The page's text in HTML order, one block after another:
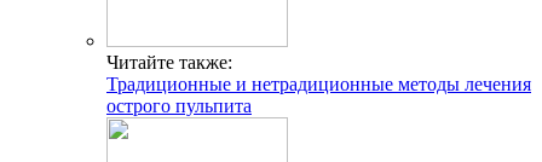
Читайте также:
Традиционные и нетрадиционные методы лечения
острого пульпита